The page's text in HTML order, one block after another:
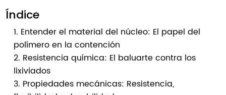
Índice
1. Entender el material del núcleo: El papel del
polímero en la contención
2. Resistencia química: El baluarte contra los
lixiviados
3. Propiedades mecánicas: Resistencia,